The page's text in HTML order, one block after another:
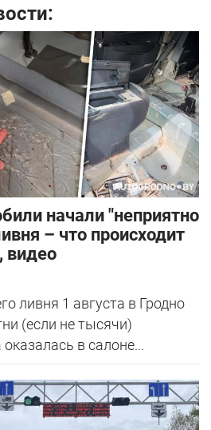
начали "неприятно
– что происходит
видео
ливня 1 августа в Гродно
(если не тысячи)
в салоне...